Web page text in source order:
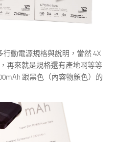
行動電源規格與說明，當然 4X
再來就是規格還有產地啊等等
跟黑色（內容物顏色）的